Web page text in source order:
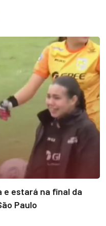
e estará na final da
Paulo